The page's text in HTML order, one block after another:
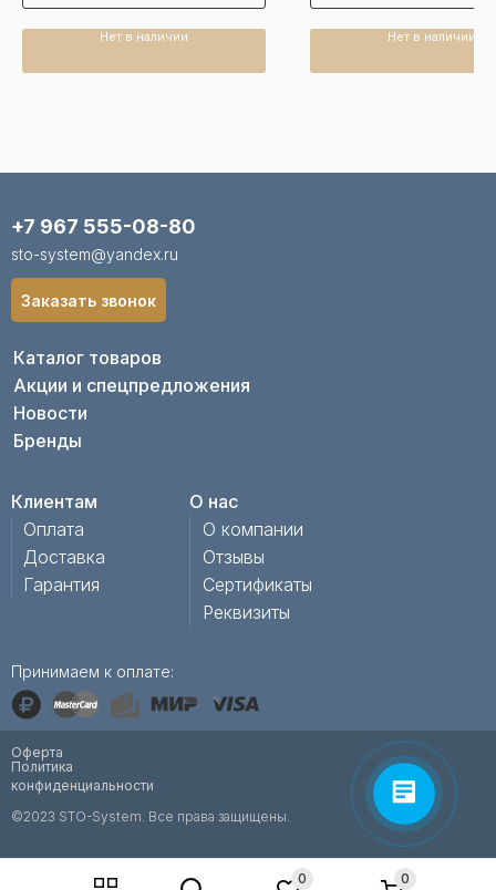
0 0
Нет в наличии Нет в наличии
Каталог товаров
Акции и спецпредложения
Новости
Бренды
Клиентам
Оплата
Доставка
Гарантия
О нас
О компании
Отзывы
Сертификаты
Реквизиты
+7 967 555-08-80
sto-system@yandex.ru
Принимаем к оплате:
Заказать звонок
©2023 STO-System. Все права защищены.
Политика
конфиденциальности
Оферта